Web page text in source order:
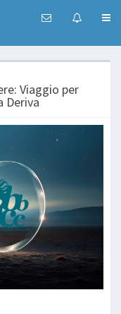
Viaggio per
Deriva